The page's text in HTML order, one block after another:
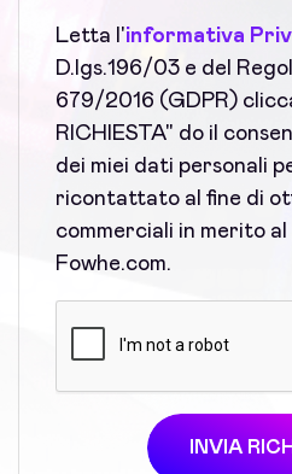
Letta l'informativa
D.lgs.196/03 e del
679/2016 (GDPR)
RICHIESTA" do il
dei miei dati personali
ricontattato al fine di
commerciali in merito
Fowhe.com.
INVIA